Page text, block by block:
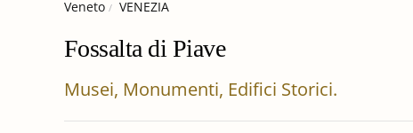
Veneto VENEZIA
Fossalta di Piave
Musei, Monumenti, Edifici Storici.